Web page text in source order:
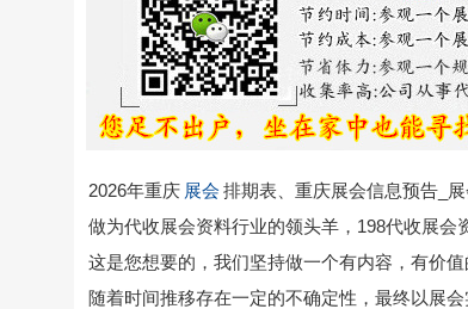
2026年重庆 展会 排期表、重庆展会信息预告_展
做为代收展会资料行业的领头羊，198代收展
这是您想要的，我们坚持做一个有内容，有价
随着时间推移存在一定的不确定性，最终以展